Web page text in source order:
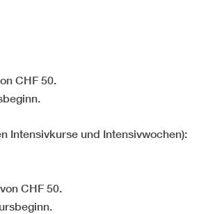
CHF 50.
Intensivkurse und Intensivwochen):
CHF 50.